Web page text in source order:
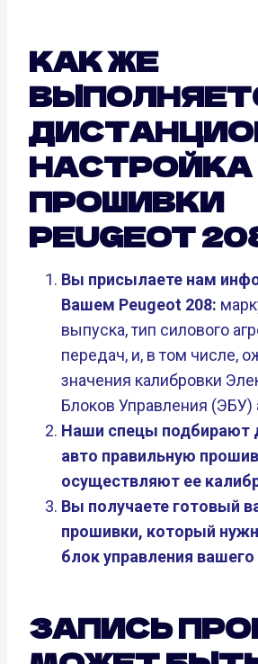
КАК ЖЕ
НАСТРОЙКА
ПРОШИВКИ
PEUGEOT
Вы присылаете нам
Вашем Peugeot 208:
выпуска, тип силового
передач, и, в том числе,
значения калибровки
Блоков Управления (ЭБУ)
Наши спецы подбирают
авто правильную
осуществляют ее
Вы получаете готовый
прошивки, который
блок управления
ЗАПИСЬ